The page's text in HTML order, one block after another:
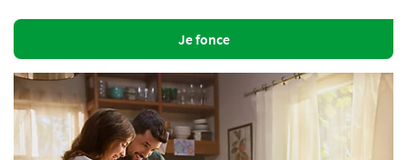
Je fonce